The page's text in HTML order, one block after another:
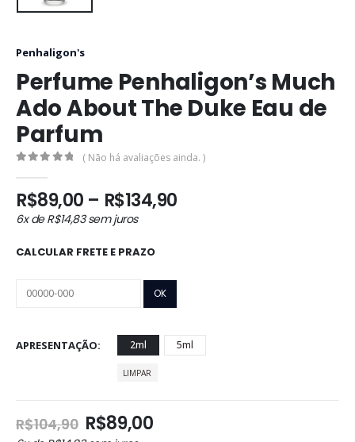
Penhaligon's
Perfume Penhaligon’s Much
Ado About The Duke Eau de
Parfum
( Não há avaliações ainda. )
R$89,00 – R$134,90
6x deR$14,83sem juros
CALCULAR FRETE E PRAZO
APRESENTAÇÃO 2ml 5ml
LIMPAR
R$104,90 O
R$89,00O